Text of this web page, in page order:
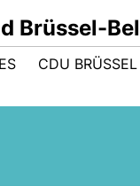
Brüssel-
CDU BRÜSSEL